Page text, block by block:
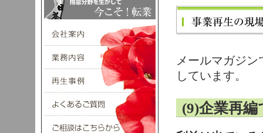
メールマガジ
しています。
(9)企業再